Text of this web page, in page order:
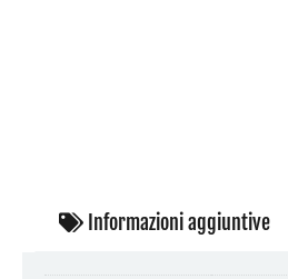
Informazioni aggiuntive